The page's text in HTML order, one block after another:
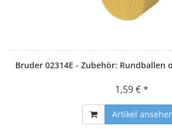
Bruder 02314E - Zubehör: Rundballen
1,59 € *
Artikel